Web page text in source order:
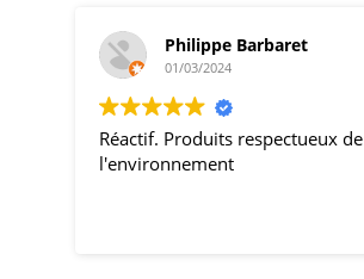
Philippe Barbaret
01/03/2024
Réactif. Produits respectueux de
l'environnement